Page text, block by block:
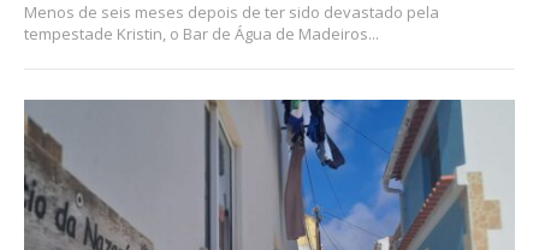
Menos de seis meses depois de ter sido devastado pela
tempestade Kristin, o Bar de Água de Madeiros...